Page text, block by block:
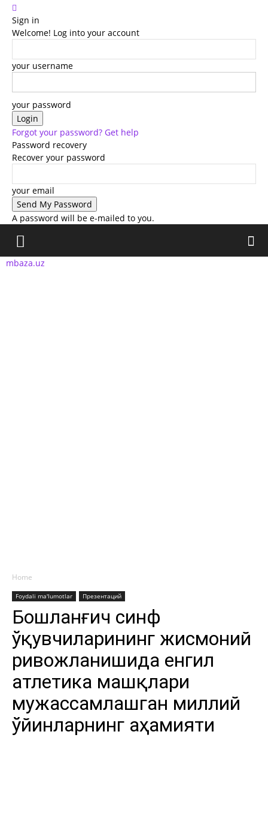
Sign in
Welcome! Log into your account
your username
your password
Forgot your password? Get help
Password recovery
Recover your password
your email
A password will be e-mailed to you.
mbaza.uz
Home
Foydali ma'lumotlar Презентаций
Бошланғич синф
ўқувчиларининг жисмоний
ривожланишида енгил
атлетика машқлари
мужассамлашган миллий
ўйинларнинг аҳамияти